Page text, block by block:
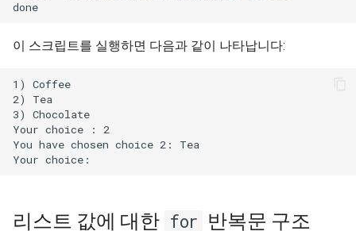
이 스크립트를 실행하면 다음과 같이 나타납니다:
1) Coffee
2) Tea
3) Chocolate
Your choice : 2
You have chosen choice 2: Tea
리스트 값에 대한 for 반복문 구조